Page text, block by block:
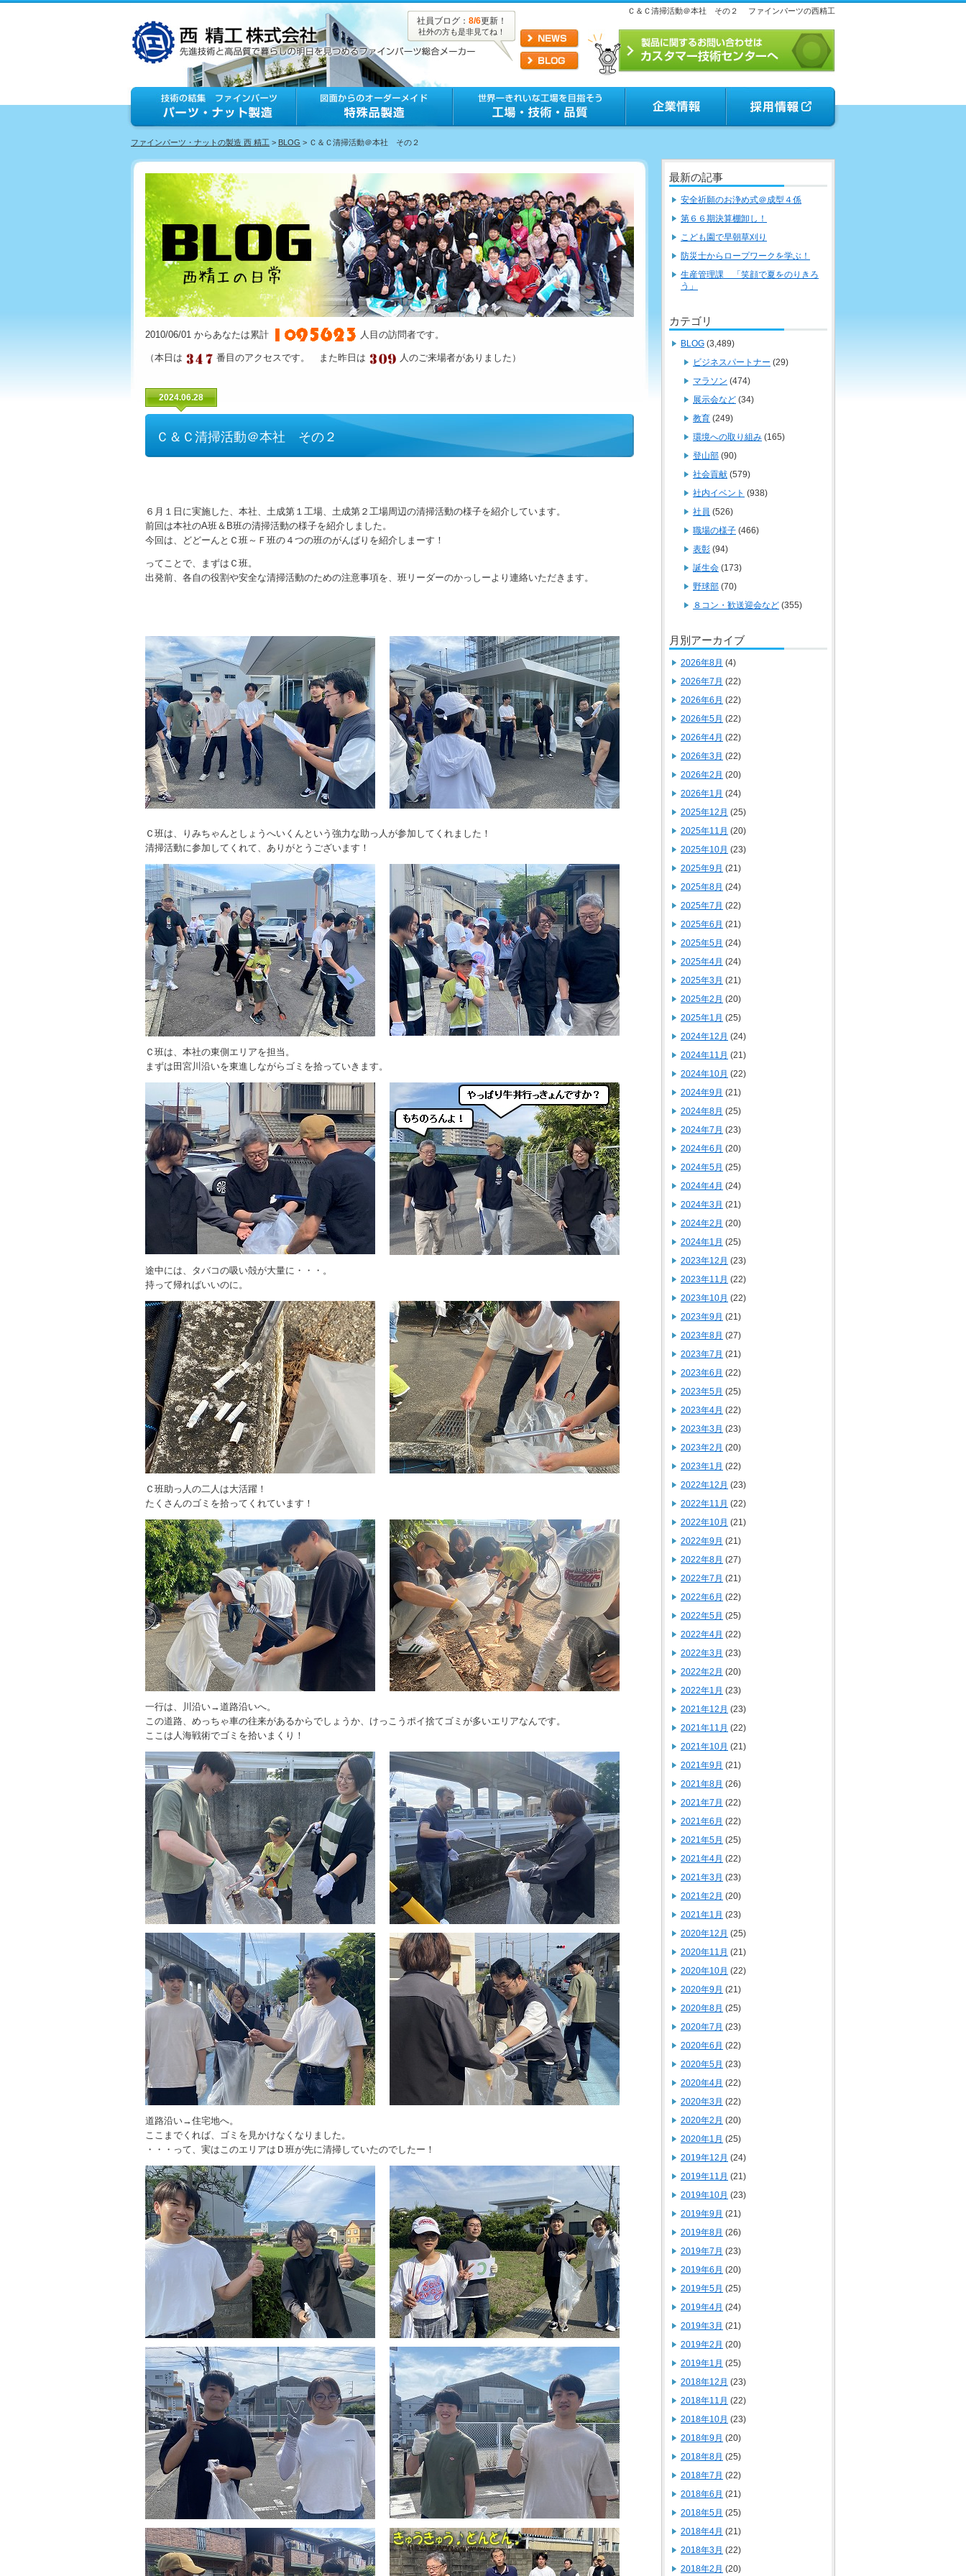
Ｃ＆Ｃ清掃活動＠本社 その２ ファインパーツの西精工
社員ブログ： 8/6更新！
社外の方も是非見てね！
ファインパーツ・ナットの製造 西 精工 > BLOG > Ｃ＆Ｃ清掃活動＠本社 その２
2010/06/01 からあなたは累計 人目の訪問者です。
（本日は 番目のアクセスです。 また昨日は 人のご来場者がありました）
2024.06.28
Ｃ＆Ｃ清掃活動＠本社 その２
６月１日に実施した、本社、土成第１工場、土成第２工場周辺の清掃活動の様子を紹介しています。
前回は本社のA班＆B班の清掃活動の様子を紹介しました。
今回は、どどーんとＣ班～Ｆ班の４つの班のがんばりを紹介しまーす！
ってことで、まずはＣ班。
出発前、各自の役割や安全な清掃活動のための注意事項を、班リーダーのかっしーより連絡いただきます。
Ｃ班は、りみちゃんとしょうへいくんという強力な助っ人が参加してくれました！
清掃活動に参加してくれて、ありがとうございます！
Ｃ班は、本社の東側エリアを担当。
まずは田宮川沿いを東進しながらゴミを拾っていきます。
途中には、タバコの吸い殻が大量に・・・。
持って帰ればいいのに。
Ｃ班助っ人の二人は大活躍！
たくさんのゴミを拾ってくれています！
一行は、川沿い→道路沿いへ。
この道路、めっちゃ車の往来があるからでしょうか、けっこうポイ捨てゴミが多いエリアなんです。
ここは人海戦術でゴミを拾いまくり！
道路沿い→住宅地へ。
ここまでくれば、ゴミを見かけなくなりました。
・・・って、実はこのエリアはＤ班が先に清掃していたのでしたー！
最新の記事
安全祈願のお浄め式＠成型４係
第６６期決算棚卸し！
こども園で早朝草刈り
防災士からロープワークを学ぶ！
生産管理課 「笑顔で夏をのりきろ
う」
カテゴリ
BLOG (3,489)
ビジネスパートナー (29)
マラソン (474)
展示会など (34)
教育 (249)
環境への取り組み (165)
登山部 (90)
社会貢献 (579)
社内イベント (938)
社員 (526)
職場の様子 (466)
表彰 (94)
誕生会 (173)
野球部 (70)
８コン・歓送迎会など (355)
月別アーカイブ
2026年8月 (4)
2026年7月 (22)
2026年6月 (22)
2026年5月 (22)
2026年4月 (22)
2026年3月 (22)
2026年2月 (20)
2026年1月 (24)
2025年12月 (25)
2025年11月 (20)
2025年10月 (23)
2025年9月 (21)
2025年8月 (24)
2025年7月 (22)
2025年6月 (21)
2025年5月 (24)
2025年4月 (24)
2025年3月 (21)
2025年2月 (20)
2025年1月 (25)
2024年12月 (24)
2024年11月 (21)
2024年10月 (22)
2024年9月 (21)
2024年8月 (25)
2024年7月 (23)
2024年6月 (20)
2024年5月 (25)
2024年4月 (24)
2024年3月 (21)
2024年2月 (20)
2024年1月 (25)
2023年12月 (23)
2023年11月 (22)
2023年10月 (22)
2023年9月 (21)
2023年8月 (27)
2023年7月 (21)
2023年6月 (22)
2023年5月 (25)
2023年4月 (22)
2023年3月 (23)
2023年2月 (20)
2023年1月 (22)
2022年12月 (23)
2022年11月 (22)
2022年10月 (21)
2022年9月 (21)
2022年8月 (27)
2022年7月 (21)
2022年6月 (22)
2022年5月 (25)
2022年4月 (22)
2022年3月 (23)
2022年2月 (20)
2022年1月 (23)
2021年12月 (23)
2021年11月 (22)
2021年10月 (21)
2021年9月 (21)
2021年8月 (26)
2021年7月 (22)
2021年6月 (22)
2021年5月 (25)
2021年4月 (22)
2021年3月 (23)
2021年2月 (20)
2021年1月 (23)
2020年12月 (25)
2020年11月 (21)
2020年10月 (22)
2020年9月 (21)
2020年8月 (25)
2020年7月 (23)
2020年6月 (22)
2020年5月 (23)
2020年4月 (22)
2020年3月 (22)
2020年2月 (20)
2020年1月 (25)
2019年12月 (24)
2019年11月 (21)
2019年10月 (23)
2019年9月 (21)
2019年8月 (26)
2019年7月 (23)
2019年6月 (20)
2019年5月 (25)
2019年4月 (24)
2019年3月 (21)
2019年2月 (20)
2019年1月 (25)
2018年12月 (23)
2018年11月 (22)
2018年10月 (23)
2018年9月 (20)
2018年8月 (25)
2018年7月 (22)
2018年6月 (21)
2018年5月 (25)
2018年4月 (21)
2018年3月 (22)
2018年2月 (20)